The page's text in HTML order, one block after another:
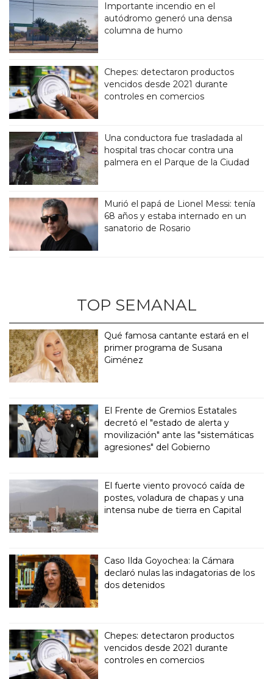
Importante incendio en el
autódromo generó una densa
columna de humo
Chepes: detectaron productos
vencidos desde 2021 durante
controles en comercios
Una conductora fue trasladada al
hospital tras chocar contra una
palmera en el Parque de la Ciudad
Murió el papá de Lionel Messi: tenía
68 años y estaba internado en un
sanatorio de Rosario
TOP SEMANAL
Qué famosa cantante estará en el
primer programa de Susana
Giménez
El Frente de Gremios Estatales
decretó el "estado de alerta y
movilización" ante las "sistemáticas
agresiones" del Gobierno
El fuerte viento provocó caída de
postes, voladura de chapas y una
intensa nube de tierra en Capital
Caso Ilda Goyochea: la Cámara
declaró nulas las indagatorias de los
dos detenidos
Chepes: detectaron productos
vencidos desde 2021 durante
controles en comercios